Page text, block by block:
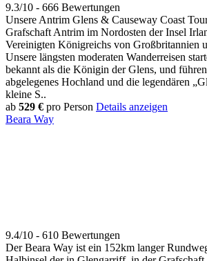
9.3/10 - 666 Bewertungen
Unsere Antrim Glens & Causeway Coast
Grafschaft Antrim im Nordosten der Insel
Vereinigten Königreichs von Großbritannien
Unsere längsten moderaten Wanderreisen
bekannt als die Königin der Glens, und
abgelegenes Hochland und die legendären
kleine S..
ab 529 € pro Person Details anzeigen
Beara Way
9.4/10 - 610 Bewertungen
Der Beara Way ist ein 152km langer